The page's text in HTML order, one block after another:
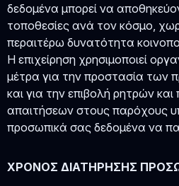
δεδομένα μπορεί να
τοποθεσίες ανά τον κόσμο,
περαιτέρω δυνατότητα
Η επιχείρηση χρησιμοποιεί
μέτρα για την προστασία των
και για την επιβολή ρητρών και
απαιτήσεων στους παρόχους
προσωπικά σας δεδομένα να
ΧΡΟΝΟΣ ΔΙΑΤΗΡΗΣΗΣ